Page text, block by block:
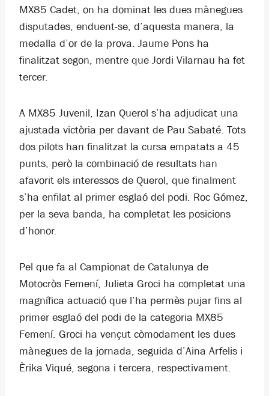
MX85 Cadet, on ha dominat les dues mànegues
disputades, enduent-se, d’aquesta manera, la
medalla d’or de la prova. Jaume Pons ha
finalitzat segon, mentre que Jordi Vilarnau ha fet
tercer.
A MX85 Juvenil, Izan Querol s’ha adjudicat una
ajustada victòria per davant de Pau Sabaté. Tots
dos pilots han finalitzat la cursa empatats a 45
punts, però la combinació de resultats han
afavorit els interessos de Querol, que finalment
s’ha enfilat al primer esglaó del podi. Roc Gómez,
per la seva banda, ha completat les posicions
d’honor.
Pel que fa al Campionat de Catalunya de
Motocròs Femení, Julieta Groci ha completat una
magnífica actuació que l’ha permès pujar fins al
primer esglaó del podi de la categoria MX85
Femení. Groci ha vençut còmodament les dues
mànegues de la jornada, seguida d’Aina Arfelis i
Èrika Viqué, segona i tercera, respectivament.